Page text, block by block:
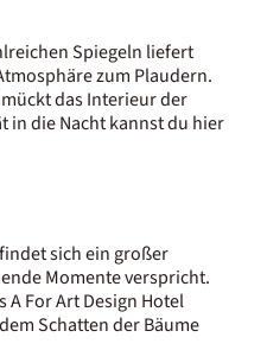
Spiegeln liefert
zum Plaudern.
das Interieur der
in die Nacht kannst du hier
sich ein großer
Momente verspricht.
A For Art Design Hotel
Schatten der Bäume